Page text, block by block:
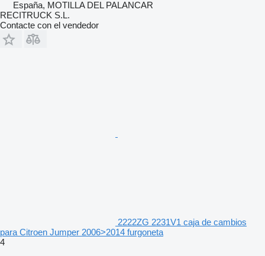
España, MOTILLA DEL PALANCAR
RECITRUCK S.L.
Contacte con el vendedor
2222ZG 2231V1 caja de cambios
para Citroen Jumper 2006>2014 furgoneta
4